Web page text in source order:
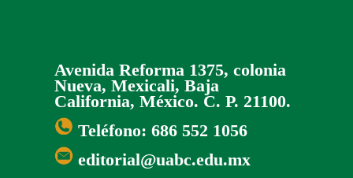
Avenida Reforma 1375, colonia
Nueva, Mexicali, Baja
California, México. C. P. 21100.
Teléfono: 686 552 1056
editorial@uabc.edu.mx